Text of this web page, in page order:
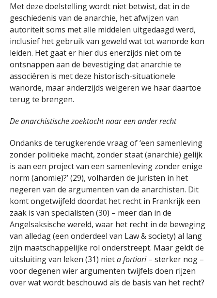
Met deze doelstelling wordt niet betwist, dat in de
geschiedenis van de anarchie, het afwijzen van
autoriteit soms met alle middelen uitgedaagd werd,
inclusief het gebruik van geweld wat tot wanorde kon
leiden. Het gaat er hier dus enerzijds niet om te
ontsnappen aan de bevestiging dat anarchie te
associëren is met deze historisch-situationele
wanorde, maar anderzijds weigeren we haar daartoe
terug te brengen.
De anarchistische zoektocht naar een ander recht
Ondanks de terugkerende vraag of ‘een samenleving
zonder politieke macht, zonder staat (anarchie) gelijk
is aan een project van een samenleving zonder enige
norm (anomie)?’ (29), volharden de juristen in het
negeren van de argumenten van de anarchisten. Dit
komt ongetwijfeld doordat het recht in Frankrijk een
zaak is van specialisten (30) – meer dan in de
Angelsaksische wereld, waar het recht in de beweging
van alledag (een onderdeel van Law & society) al lang
zijn maatschappelijke rol onderstreept. Maar geldt de
uitsluiting van leken (31) nieta fortiori– sterker nog –
voor degenen wier argumenten twijfels doen rijzen
over wat wordt beschouwd als de basis van het recht?